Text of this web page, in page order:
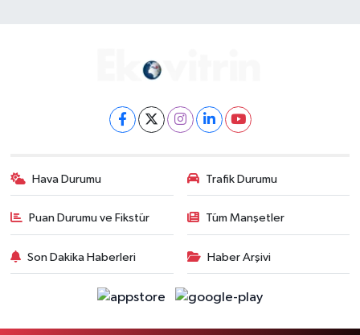
Hava Durumu Trafik Durumu
Puan Durumu ve Fikstür Tüm Manşetler
Son Dakika Haberleri Haber Arşivi